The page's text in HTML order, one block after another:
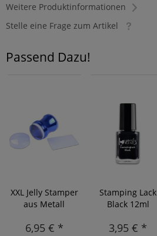
Weitere Produktinformationen
Stelle eine Frage zum Artikel
Passend Dazu!
XXL Jelly Stamper
aus Metall
6,95 € *
Stamping Lack
Black 12ml
3,95 € *